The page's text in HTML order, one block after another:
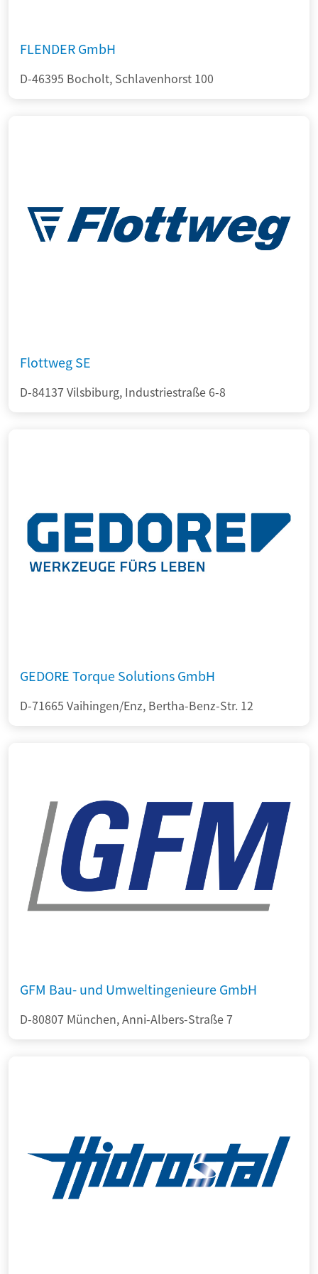
FLENDER GmbH
D-46395 Bocholt, Schlavenhorst 100
Flottweg SE
D-84137 Vilsbiburg, Industriestraße 6-8
GEDORE Torque Solutions GmbH
D-71665 Vaihingen/Enz, Bertha-Benz-Str. 12
GFM Bau- und Umweltingenieure GmbH
D-80807 München, Anni-Albers-Straße 7